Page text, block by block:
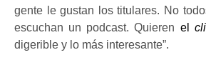
gente le gustan los titulares. No
escuchan un podcast. Quieren el
digerible y lo más interesante”.